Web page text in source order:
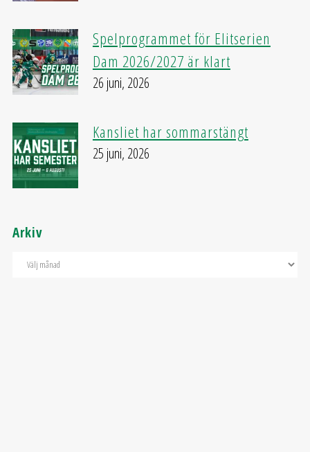
Spelprogrammet för Elitserien
Dam 2026/2027 är klart
26 juni, 2026
Kansliet har sommarstängt
25 juni, 2026
Arkiv